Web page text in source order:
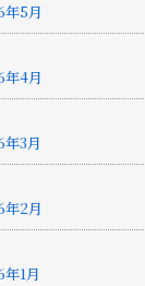
5月
4月
3月
2月
1月